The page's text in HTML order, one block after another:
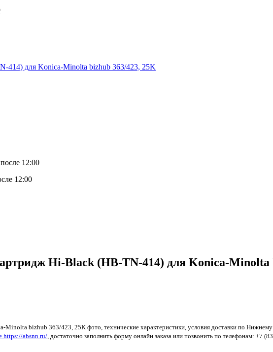
12:00
12:00
Hi-Black (HB-TN-414) для Konica-Minolta
bizhub 363/423, 25K фото, технические характеристики, условия доставки по
https://absnn.ru/ , достаточно заполнить форму онлайн заказа или позвонить по телефонам: +7